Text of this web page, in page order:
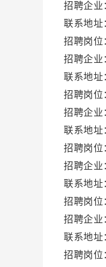
招聘企业
联系地址
招聘岗位
招聘企业
联系地址
招聘岗位
招聘企业
联系地址
招聘岗位
招聘企业
联系地址
招聘岗位
招聘企业
联系地址
招聘岗位